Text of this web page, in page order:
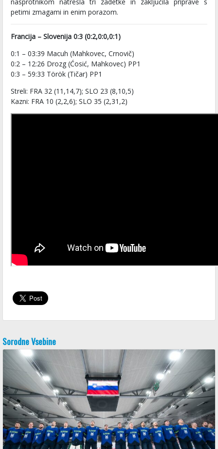
petimi zmagami in enim porazom.
Francija – Slovenija 0:3 (0:2,0:0,0:1)
0:1 – 03:39 Macuh (Mahkovec, Crnovič)
0:2 – 12:26 Drozg (Ćosić, Mahkovec) PP1
0:3 – 59:33 Török (Tičar) PP1
Streli: FRA 32 (11,14,7); SLO 23 (8,10,5)
Kazni: FRA 10 (2,2,6); SLO 35 (2,31,2)
Sorodne Vsebine